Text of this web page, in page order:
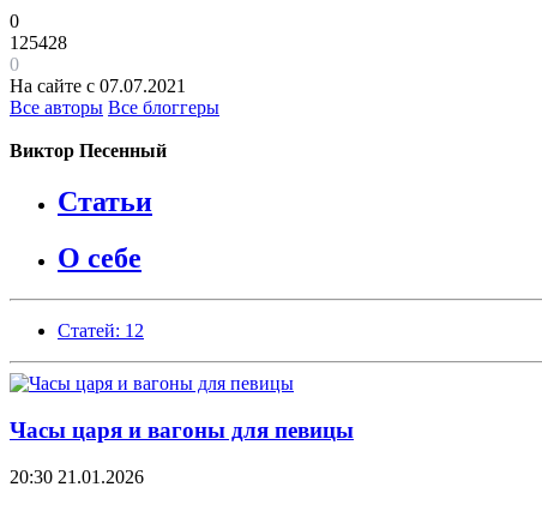
0
125428
0
На сайте с 07.07.2021
Все авторы Все блоггеры
Виктор Песенный
Статьи
О себе
Статей: 12
Часы царя и вагоны для певицы
20:30 21.01.2026